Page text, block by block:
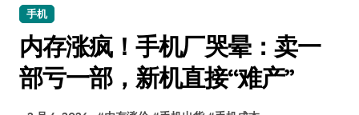
手机
内存涨疯！手机厂哭晕：卖一
部亏一部，新机直接“难产”